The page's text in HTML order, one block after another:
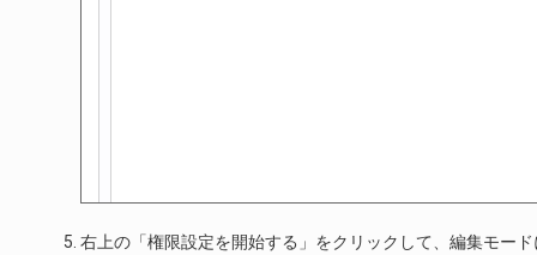
右上の「権限設定を開始する」をクリックして、編集モー